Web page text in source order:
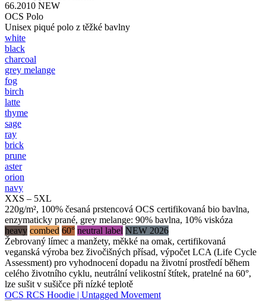
66.2010 NEW
OCS Polo
Unisex piqué polo z těžké bavlny
white
black
charcoal
grey melange
fog
birch
latte
thyme
sage
ray
brick
prune
aster
orion
navy
XXS – 5XL
220g/m², 100% česaná prstencová OCS certifikovaná bio bavlna,
enzymaticky prané, grey melange: 90% bavlna, 10% viskóza
heavy combed 60° neutral label NEW 2026
Žebrovaný límec a manžety, měkké na omak, certifikovaná
veganská výroba bez živočišných přísad, výpočet LCA (Life Cycle
Assessment) pro vyhodnocení dopadu na životní prostředí během
celého životního cyklu, neutrální velikostní štítek, pratelné na 60°,
lze sušit v sušičce při nízké teplotě
OCS RCS Hoodie | Untagged Movement